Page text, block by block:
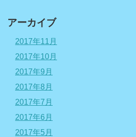
アーカイブ
2017年11月
2017年10月
2017年9月
2017年8月
2017年7月
2017年6月
2017年5月